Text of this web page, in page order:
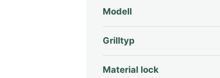
Modell
Grilltyp
Material lock